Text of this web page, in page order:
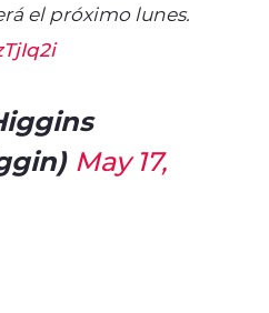
el próximo lunes.
May 17,